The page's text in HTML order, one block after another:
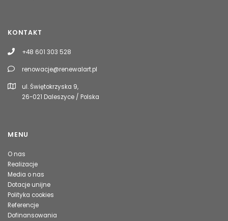
KONTAKT
+48 601 303 528
renowacje@renewalart.pl
ul. Świętokrzyska 9,
26-021 Daleszyce / Polska
MENU
O nas
Realizacje
Media o nas
Dotacje unijne
Polityka cookies
Referencje
Dofinansowania